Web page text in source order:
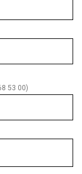
53 00)